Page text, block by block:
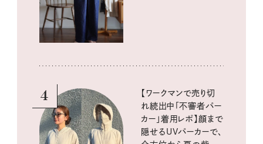
4
【ワークマンで売り切
れ続出中「不審者パー
カー」着用レポ】顔まで
隠せるUVパーカーで、